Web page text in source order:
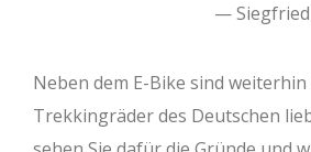
Neben dem E-Bike sind weiterhin
Trekkingräder des Deutschen